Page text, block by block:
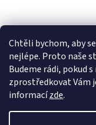
Chtěli bychom, aby
nejlépe. Proto naše
Budeme rádi, pokud
zprostředkovat Vám
informacízde.
Lekva nábytek
úchytky Gamet